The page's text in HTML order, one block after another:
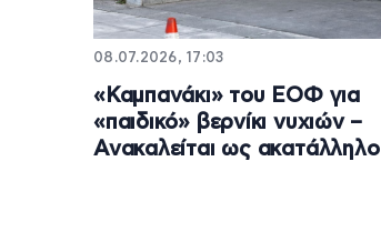
08.07.2026, 17:03
«Καμπανάκι» του ΕΟΦ για
«παιδικό» βερνίκι νυχιών –
Ανακαλείται ως ακατάλληλο